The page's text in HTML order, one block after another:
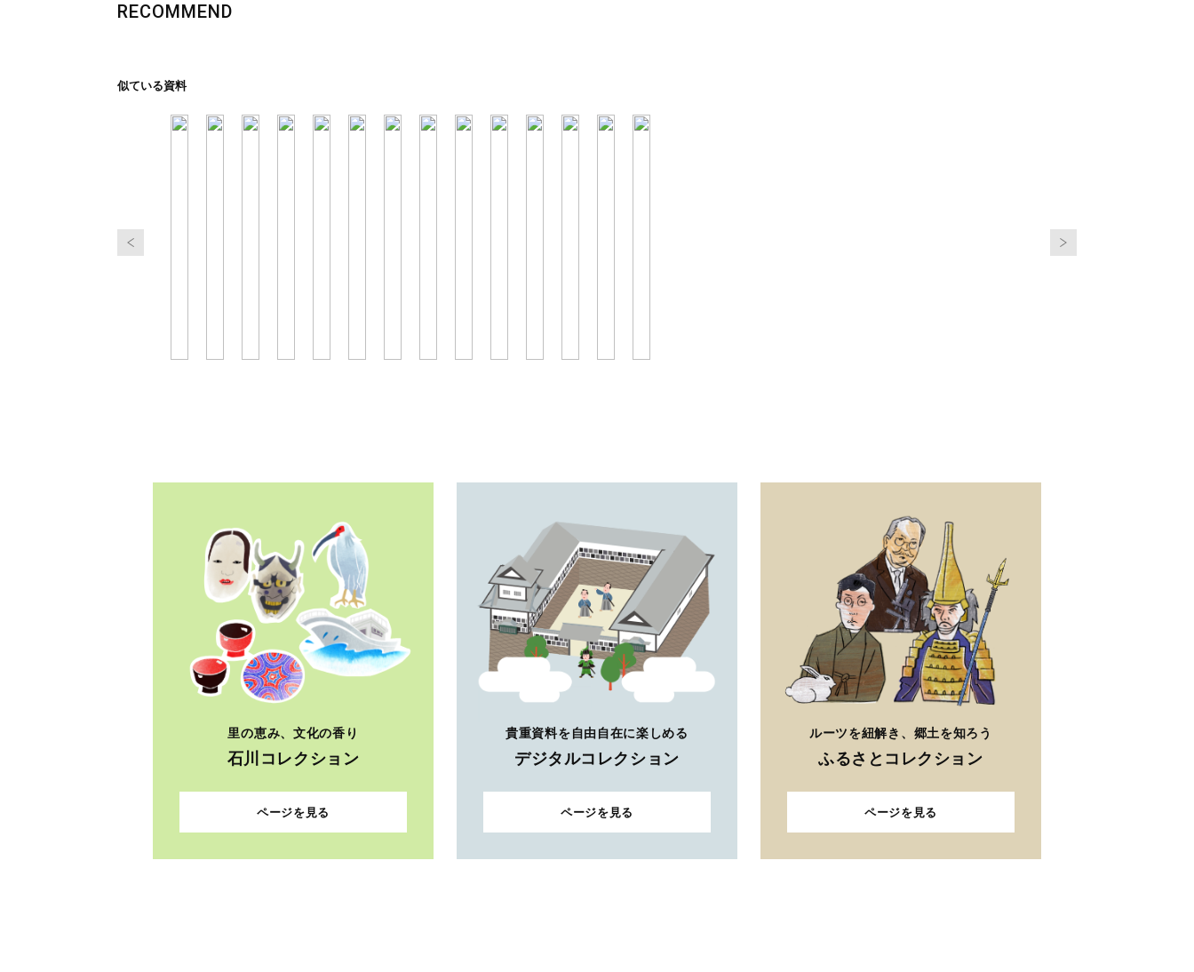
RECOMMEND
似ている資料
里の恵み、文化の香り
石川コレクション
ページを見る
貴重資料を自由自在に楽しめる
デジタルコレクション
ページを見る
ルーツを紐解き、郷土を知ろう
ふるさとコレクション
ページを見る